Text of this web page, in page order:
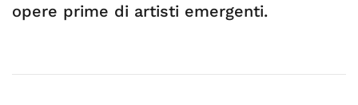
opere prime di artisti emergenti.